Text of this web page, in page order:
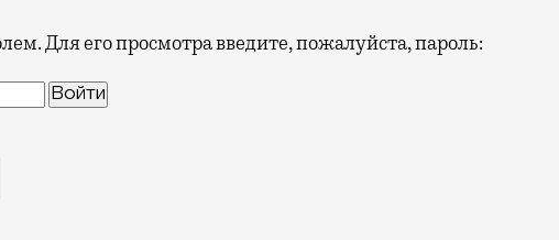
Для его просмотра введите, пожалуйста, пароль:
Поэтому билайн решил подарить своим абонентам в